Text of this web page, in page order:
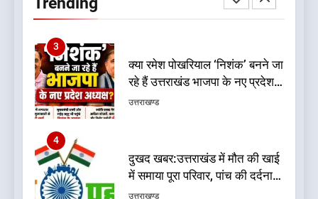
गति : धामी कैबिनेट के ऐतिहासिक
3
क्या रमेश पोखरियाल ‘निशंक’ बनने जा
रहे हैं उत्तराखंड भाजपा के नए प्रदेश
अध्यक्ष? राजनीति के गलियारों में
उत्तराखण्ड
4
दुखद खबर:उत्तराखंड में मौत की खाई
में समाया पूरा परिवार, पांच की दर्दनाक
मौत
उत्तराखण्ड